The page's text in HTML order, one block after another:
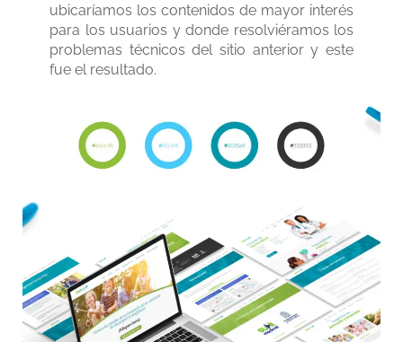
ubicaríamos los contenidos de mayor interés
para los usuarios y donde resolviéramos los
problemas técnicos del sitio anterior y este
fue el resultado.